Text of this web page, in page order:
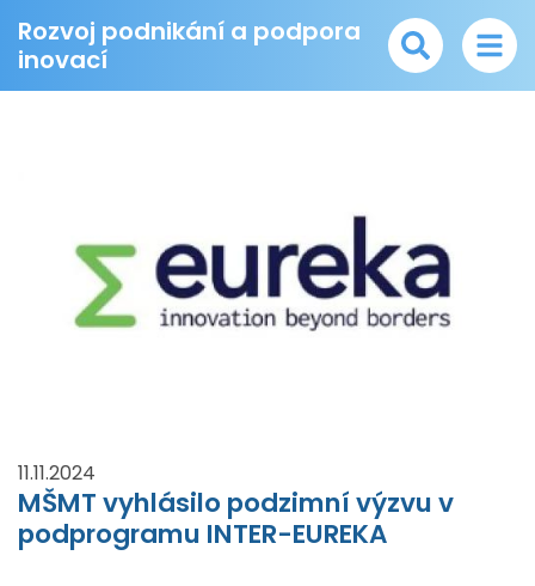
Rozvoj podnikání a podpora
inovací
11.11.2024
MŠMT vyhlásilo podzimní výzvu v
podprogramu INTER-EUREKA